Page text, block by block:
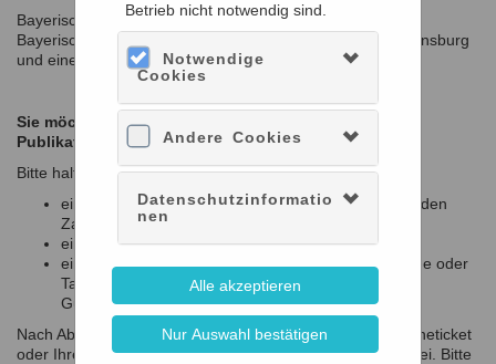
Betrieb nicht notwendig sind.
Notwendige
Cookies
Andere Cookies
Datenschutzinformatio
nen
Alle akzeptieren
Nur Auswahl bestätigen
Bayerische Geschichte ist unser Thema – mit unseren
Bayerischen Landesausstellungen, dem Museum in Regensburg
und einer breiten Palette an Publikationen.
Sie möchten Onlinetickets, Gutscheine und/oder
Publikationen kaufen?
Bitte halten Sie für Ihren Einkauf folgendes bereit:
eine gültige Kreditkarte (Mastercard oder VISA) für den
Zahlungsvorgang
eine gültige E-Mail-Adresse
einen Drucker zum Ausdrucken bzw. ein Smartphone oder
Tablet zum Speichern Ihres/Ihrer Onlinetickets bzw.
Gutscheine
Nach Abschluss des Bestellvorgangs erhalten Sie Ihr Onlineticket
oder Ihren Gutschein elektronisch per E-Mail als PDF-Datei. Bitte